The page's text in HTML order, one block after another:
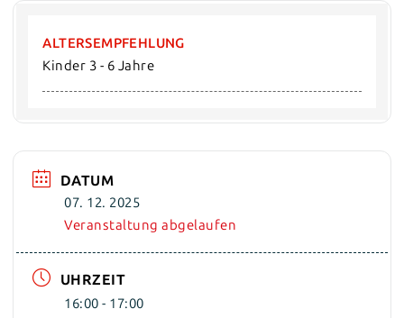
ALTERSEMPFEHLUNG
Kinder 3 - 6 Jahre
DATUM
07. 12. 2025
Veranstaltung abgelaufen
UHRZEIT
16:00 - 17:00